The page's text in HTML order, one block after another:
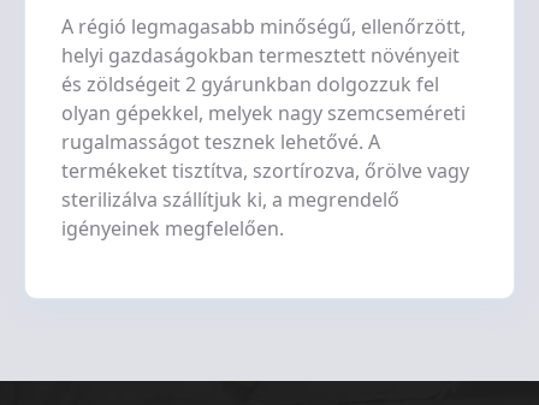
A régió legmagasabb minőségű, ellenőrzött,
helyi gazdaságokban termesztett növényeit
és zöldségeit 2 gyárunkban dolgozzuk fel
olyan gépekkel, melyek nagy szemcseméreti
rugalmasságot tesznek lehetővé. A
termékeket tisztítva, szortírozva, őrölve vagy
sterilizálva szállítjuk ki, a megrendelő
igényeinek megfelelően.